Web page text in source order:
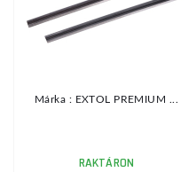
Márka : EXTOL PREMIUM ...
RAKTÁRON